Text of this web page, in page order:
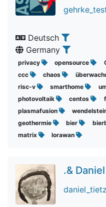
Deutsch
Germany
privacy opensource
ccc
chaos
risc-v
smarthome
photovoltaik
centos
plasmafusion
geothermie
bier
matrix
lorawan
.&